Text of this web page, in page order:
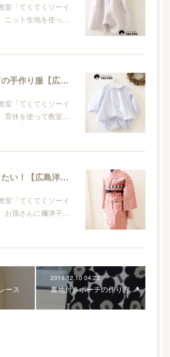
室「てくてくソーイ
ニット生地を使っ…
子どもへ贈る初めての手作り服【広島洋裁教室・てくてくソーイング】
室「てくてくソーイ
育休を使って教室…
禰津子風浴衣を作りたい！【広島洋裁教室・てくてくソーイング】
室「てくてくソーイ
お孫さんに禰津子…
ース
2018.12.10 04:22
裏地付きポーチの作り方